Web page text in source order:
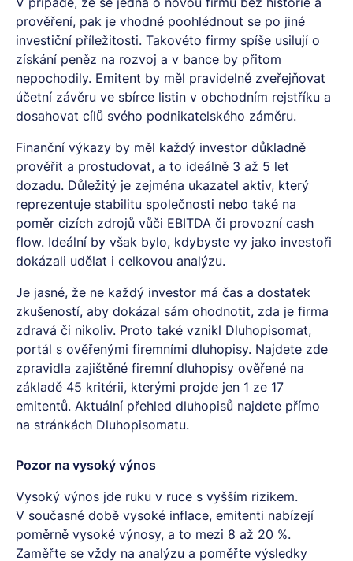
prověření, pak je vhodné poohlédnout se po jiné
investiční příležitosti. Takovéto firmy spíše usilují o
získání peněz na rozvoj a v bance by přitom
nepochodily. Emitent by měl pravidelně zveřejňovat
účetní závěru ve sbírce listin v obchodním rejstříku a
dosahovat cílů svého podnikatelského záměru.
Finanční výkazy by měl každý investor důkladně
prověřit a prostudovat, a to ideálně 3 až 5 let
dozadu. Důležitý je zejména ukazatel aktiv, který
reprezentuje stabilitu společnosti nebo také na
poměr cizích zdrojů vůči EBITDA či provozní cash
flow. Ideální by však bylo, kdybyste vy jako investoři
dokázali udělat i celkovou analýzu.
Je jasné, že ne každý investor má čas a dostatek
zkušeností, aby dokázal sám ohodnotit, zda je firma
zdravá či nikoliv. Proto také vznikl Dluhopisomat,
portál s ověřenými firemními dluhopisy. Najdete zde
zpravidla zajištěné firemní dluhopisy ověřené na
základě 45 kritérii, kterými projde jen 1 ze 17
emitentů. Aktuální přehled dluhopisů najdete přímo
na stránkách Dluhopisomatu.
Pozor na vysoký výnos
Vysoký výnos jde ruku v ruce s vyšším rizikem.
V současné době vysoké inflace, emitenti nabízejí
poměrně vysoké výnosy, a to mezi 8 až 20 %.
Zaměřte se vždy na analýzu a poměřte výsledky